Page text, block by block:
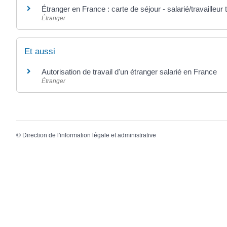
Étranger en France : carte de séjour - salarié/travailleur
Étranger
Et aussi
Autorisation de travail d'un étranger salarié en France
Étranger
© Direction de l'information légale et administrative